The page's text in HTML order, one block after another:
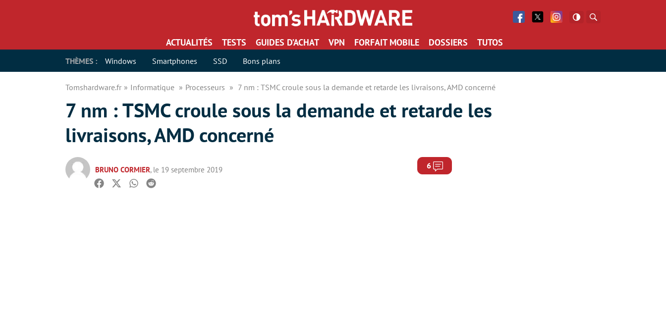
Facebook
Twitter Facebook
ACTUALITÉS TESTS GUIDES D’ACHAT VPN FORFAIT MOBILE DOSSIERS TUTOS
THÈMES : Windows Smartphones SSD Bons plans
Tomshardware.fr Informatique Processeurs 7 nm : TSMC croule sous la demande et retarde les livraisons, AMD concerné
7 nm : TSMC croule sous la demande et retarde les
livraisons, AMD concerné
BRUNO CORMIER, le 19 septembre 2019 6 Commentaires
Facebook
TwitterWhatsapp
Reddit